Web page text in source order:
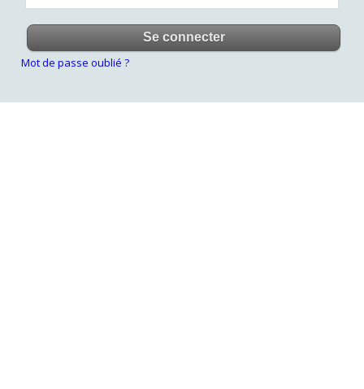
Mot de passe oublié ?